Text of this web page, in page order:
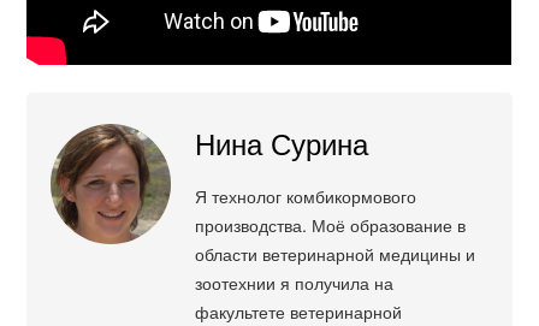
Нина Сурина
Я технолог комбикормового
производства. Моё образование в
области ветеринарной медицины и
зоотехнии я получила на
факультете ветеринарной